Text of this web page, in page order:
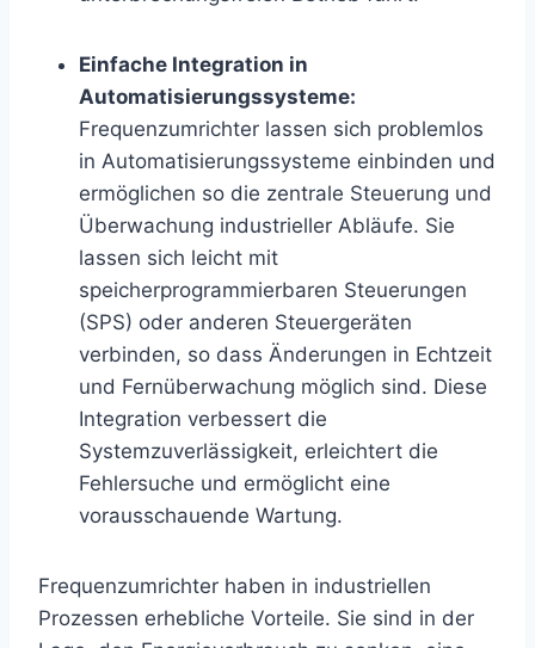
Einfache Integration in
Automatisierungssysteme:
Frequenzumrichter lassen sich problemlos
in Automatisierungssysteme einbinden und
ermöglichen so die zentrale Steuerung und
Überwachung industrieller Abläufe. Sie
lassen sich leicht mit
speicherprogrammierbaren Steuerungen
(SPS) oder anderen Steuergeräten
verbinden, so dass Änderungen in Echtzeit
und Fernüberwachung möglich sind. Diese
Integration verbessert die
Systemzuverlässigkeit, erleichtert die
Fehlersuche und ermöglicht eine
vorausschauende Wartung.
Frequenzumrichter haben in industriellen
Prozessen erhebliche Vorteile. Sie sind in der